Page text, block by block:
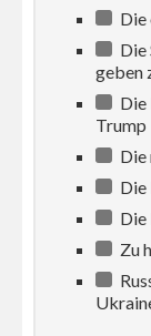
Die
Die
geben
Die
Trump
Die
Die
Die
Zu